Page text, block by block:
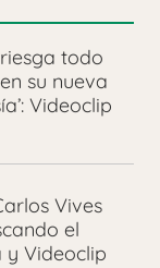
todo
su nueva
Videoclip
Vives
el
y Videoclip